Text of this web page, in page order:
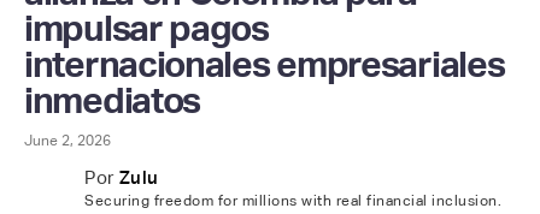
impulsar pagos
internacionales empresariales
inmediatos
June 2, 2026
Por Zulu
Securing freedom for millions with real financial inclusion.